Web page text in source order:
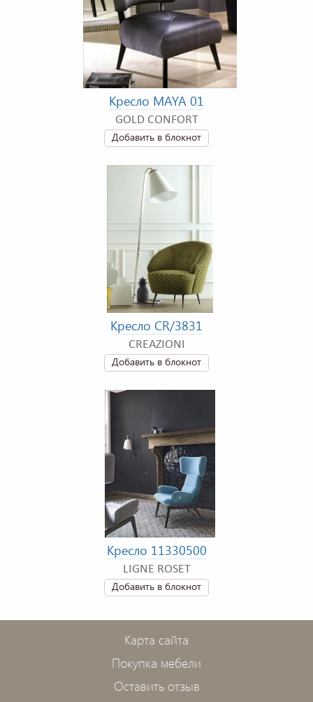
Кресло MAYA 01
GOLD CONFORT
Добавить в блокнот
Кресло CR/3831
CREAZIONI
Добавить в блокнот
Кресло 11330500
LIGNE ROSET
Добавить в блокнот
Карта сайта
Покупка мебели
Оставить отзыв